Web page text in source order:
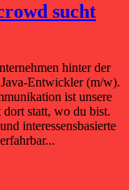
sucht
hinter der
Entwickler (m/w).
ist unsere
statt, wo du bist.
interessensbasierte